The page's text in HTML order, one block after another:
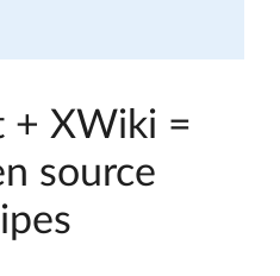
+ XWiki =
source